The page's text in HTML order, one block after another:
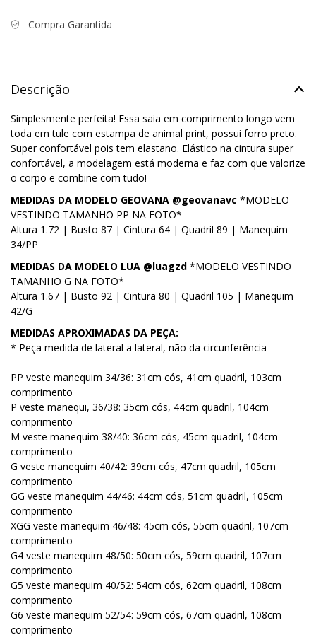
Compra Garantida
Descrição
Simplesmente perfeita! Essa saia em comprimento longo vem
toda em tule com estampa de animal print, possui forro preto.
Super confortável pois tem elastano. Elástico na cintura super
confortável, a modelagem está moderna e faz com que valorize
o corpo e combine com tudo!
MEDIDAS DA MODELO GEOVANA @geovanavc *MODELO
VESTINDO TAMANHO PP NA FOTO*
Altura 1.72 | Busto 87 | Cintura 64 | Quadril 89 | Manequim
34/PP
MEDIDAS DA MODELO LUA @luagzd *MODELO VESTINDO
TAMANHO G NA FOTO*
Altura 1.67 | Busto 92 | Cintura 80 | Quadril 105 | Manequim
42/G
MEDIDAS APROXIMADAS DA PEÇA:
* Peça medida de lateral a lateral, não da circunferência
PP veste manequim 34/36: 31cm cós, 41cm quadril, 103cm
comprimento
P veste manequi, 36/38: 35cm cós, 44cm quadril, 104cm
comprimento
M veste manequim 38/40: 36cm cós, 45cm quadril, 104cm
comprimento
G veste manequim 40/42: 39cm cós, 47cm quadril, 105cm
comprimento
GG veste manequim 44/46: 44cm cós, 51cm quadril, 105cm
comprimento
XGG veste manequim 46/48: 45cm cós, 55cm quadril, 107cm
comprimento
G4 veste manequim 48/50: 50cm cós, 59cm quadril, 107cm
comprimento
G5 veste manequim 40/52: 54cm cós, 62cm quadril, 108cm
comprimento
G6 veste manequim 52/54: 59cm cós, 67cm quadril, 108cm
comprimento